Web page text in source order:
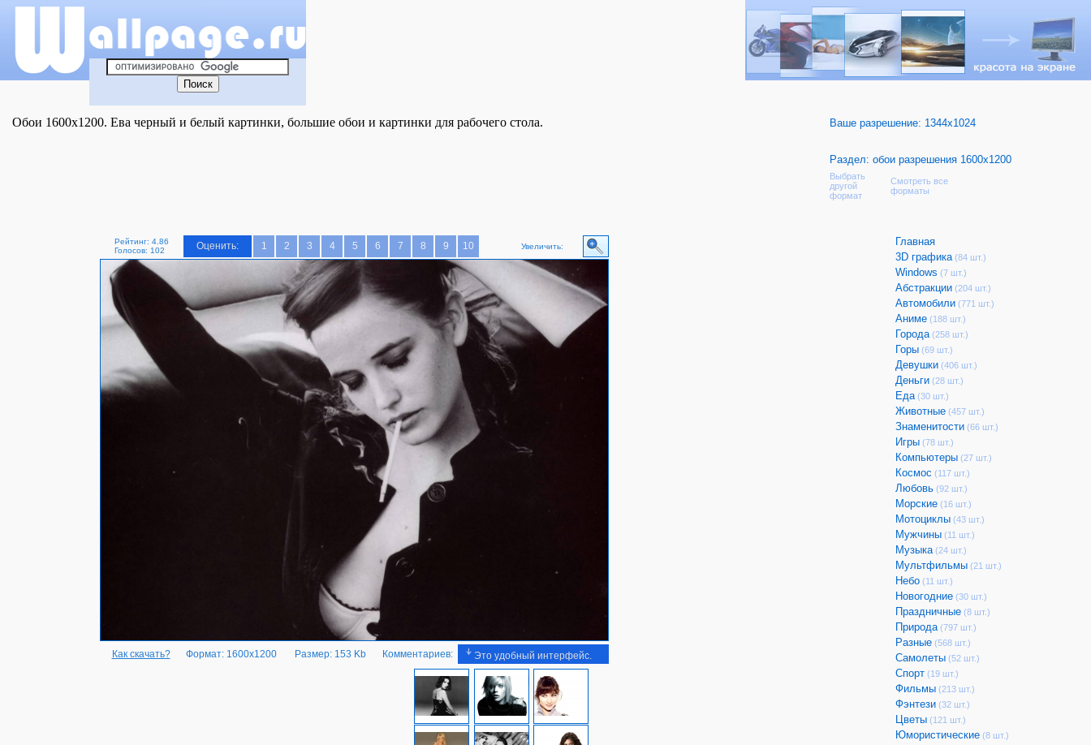
Обои 1600x1200. Ева черный и белый картинки, большие обои и картинки для рабочего стола. Ваше разрешение: 1344x1024
Раздел: обои разрешения 1600x1200
Выбрать
другой
формат
Смотреть все
форматы
Рейтинг: 4.86
Голосов: 102
Оценить: 1 2 3 4 5 6 7 8 9 10 Увеличить:
Как скачать? Формат: 1600x1200 Размер: 153 Kb Комментариев: Это удобный интерфейс.
Главная
3D графика (84 шт.)
Windows (7 шт.)
Абстракции (204 шт.)
Автомобили (771 шт.)
Аниме (188 шт.)
Города (258 шт.)
Горы (69 шт.)
Девушки (406 шт.)
Деньги (28 шт.)
Еда (30 шт.)
Животные (457 шт.)
Знаменитости (66 шт.)
Игры (78 шт.)
Компьютеры (27 шт.)
Космос (117 шт.)
Любовь (92 шт.)
Морские (16 шт.)
Мотоциклы (43 шт.)
Мужчины (11 шт.)
Музыка (24 шт.)
Мультфильмы (21 шт.)
Небо (11 шт.)
Новогодние (30 шт.)
Праздничные (8 шт.)
Природа (797 шт.)
Разные (568 шт.)
Самолеты (52 шт.)
Спорт (19 шт.)
Фильмы (213 шт.)
Фэнтези (32 шт.)
Цветы (121 шт.)
Юмористические (8 шт.)